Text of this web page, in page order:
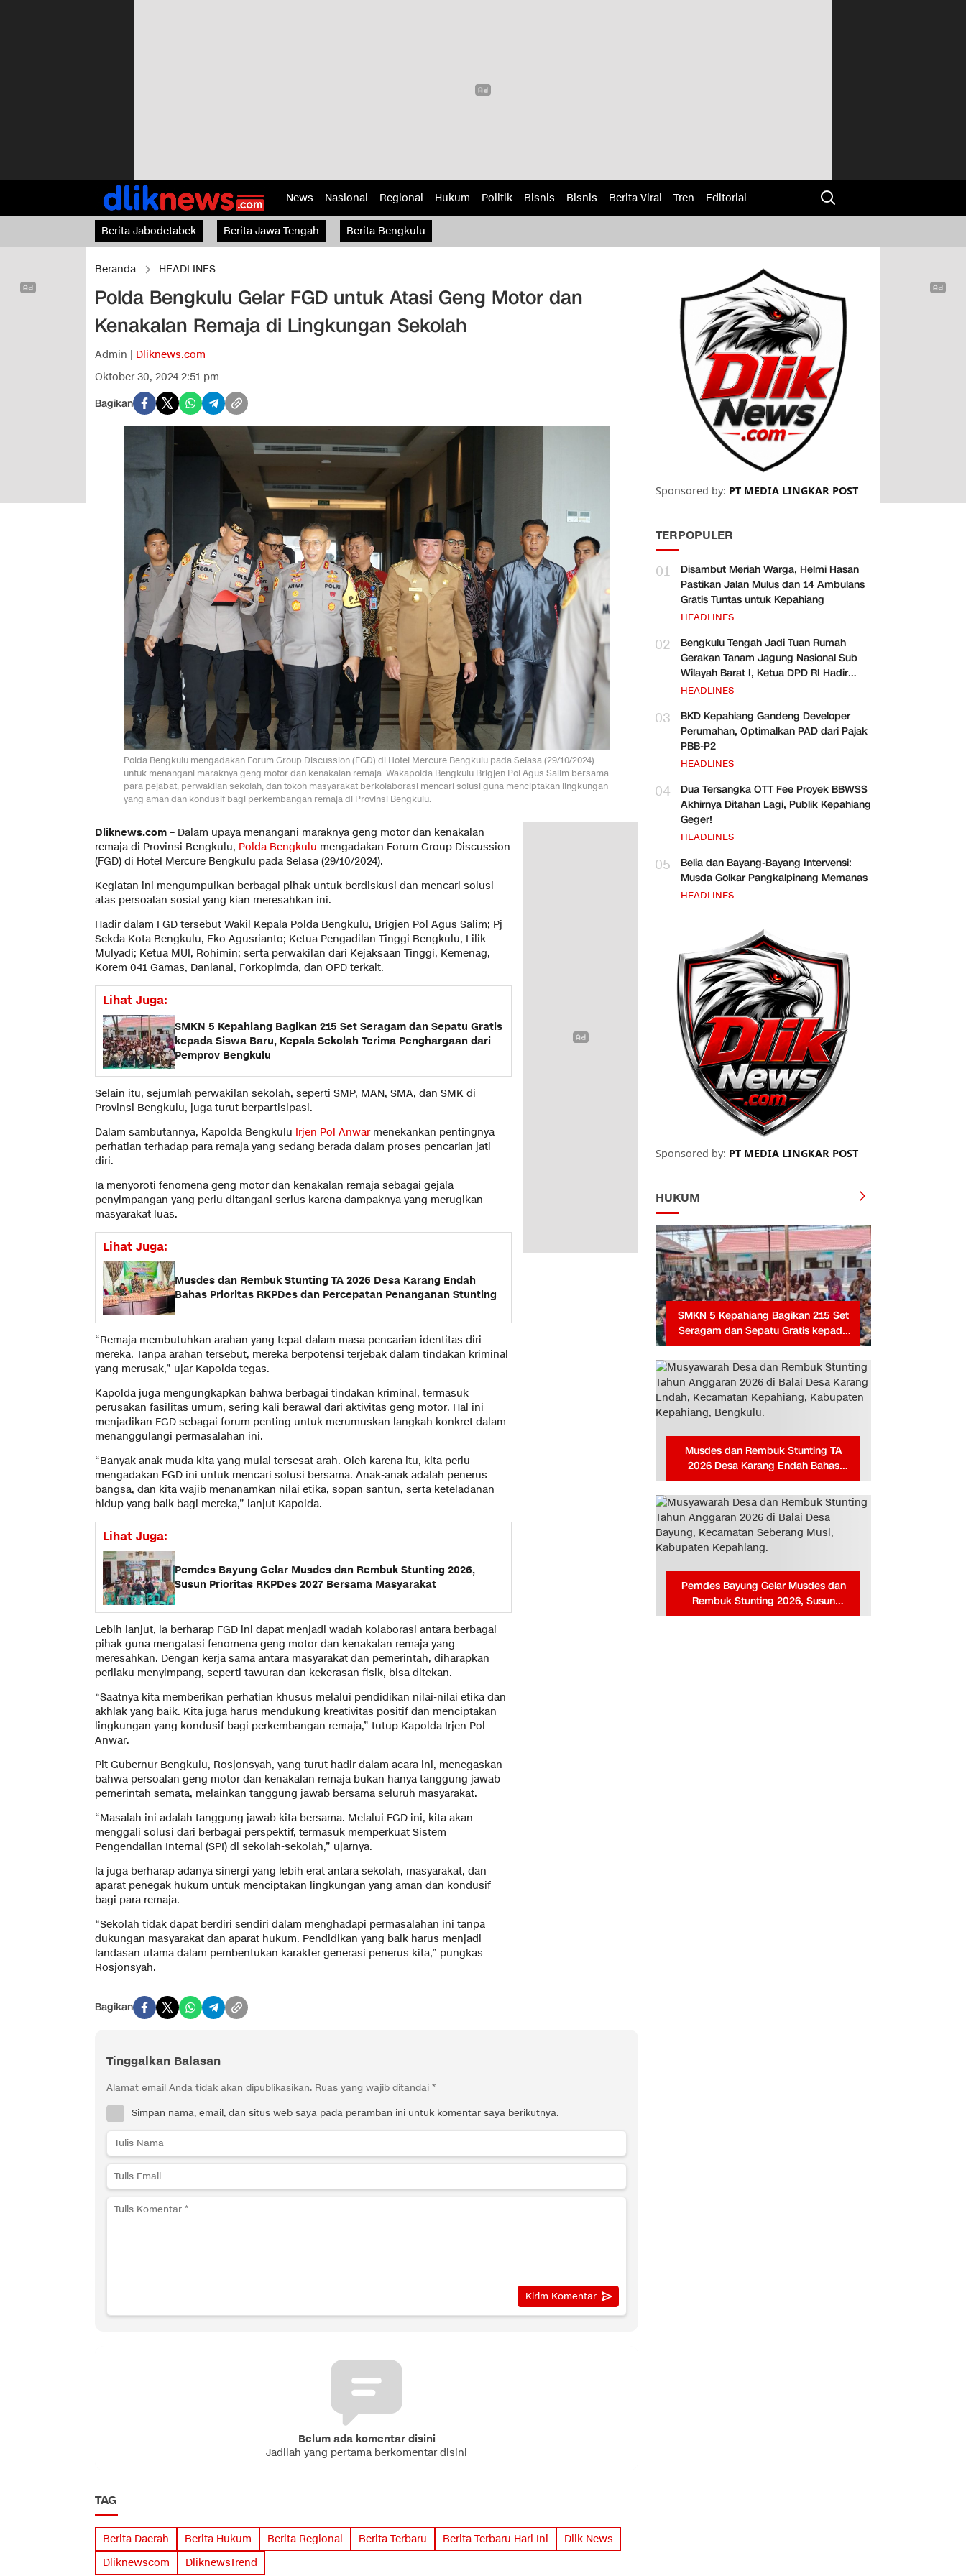
News Nasional Regional Hukum Politik Bisnis Bisnis Berita Viral Tren Editorial
Berita Jabodetabek Berita Jawa Tengah Berita Bengkulu
Beranda HEADLINES
Polda Bengkulu Gelar FGD untuk Atasi Geng Motor dan
Kenakalan Remaja di Lingkungan Sekolah
Admin | Dliknews.com
Oktober 30, 2024 2:51 pm
Bagikan
Polda Bengkulu mengadakan Forum Group Discussion (FGD) di Hotel Mercure Bengkulu pada Selasa (29/10/2024)
untuk menangani maraknya geng motor dan kenakalan remaja. Wakapolda Bengkulu Brigjen Pol Agus Salim bersama
para pejabat, perwakilan sekolah, dan tokoh masyarakat berkolaborasi mencari solusi guna menciptakan lingkungan
yang aman dan kondusif bagi perkembangan remaja di Provinsi Bengkulu.
Dliknews.com – Dalam upaya menangani maraknya geng motor dan kenakalan
remaja di Provinsi Bengkulu, Polda Bengkulu mengadakan Forum Group Discussion
(FGD) di Hotel Mercure Bengkulu pada Selasa (29/10/2024).
Kegiatan ini mengumpulkan berbagai pihak untuk berdiskusi dan mencari solusi
atas persoalan sosial yang kian meresahkan ini.
Hadir dalam FGD tersebut Wakil Kepala Polda Bengkulu, Brigjen Pol Agus Salim; Pj
Sekda Kota Bengkulu, Eko Agusrianto; Ketua Pengadilan Tinggi Bengkulu, Lilik
Mulyadi; Ketua MUI, Rohimin; serta perwakilan dari Kejaksaan Tinggi, Kemenag,
Korem 041 Gamas, Danlanal, Forkopimda, dan OPD terkait.
Lihat Juga:
SMKN 5 Kepahiang Bagikan 215 Set Seragam dan Sepatu Gratis
kepada Siswa Baru, Kepala Sekolah Terima Penghargaan dari
Pemprov Bengkulu
Selain itu, sejumlah perwakilan sekolah, seperti SMP, MAN, SMA, dan SMK di
Provinsi Bengkulu, juga turut berpartisipasi.
Dalam sambutannya, Kapolda Bengkulu Irjen Pol Anwarmenekankan pentingnya
perhatian terhadap para remaja yang sedang berada dalam proses pencarian jati
diri.
Ia menyoroti fenomena geng motor dan kenakalan remaja sebagai gejala
penyimpangan yang perlu ditangani serius karena dampaknya yang merugikan
masyarakat luas.
Lihat Juga:
Musdes dan Rembuk Stunting TA 2026 Desa Karang Endah
Bahas Prioritas RKPDes dan Percepatan Penanganan Stunting
“Remaja membutuhkan arahan yang tepat dalam masa pencarian identitas diri
mereka. Tanpa arahan tersebut, mereka berpotensi terjebak dalam tindakan kriminal
yang merusak,” ujar Kapolda tegas.
Kapolda juga mengungkapkan bahwa berbagai tindakan kriminal, termasuk
perusakan fasilitas umum, sering kali berawal dari aktivitas geng motor. Hal ini
menjadikan FGD sebagai forum penting untuk merumuskan langkah konkret dalam
menanggulangi permasalahan ini.
“Banyak anak muda kita yang mulai tersesat arah. Oleh karena itu, kita perlu
mengadakan FGD ini untuk mencari solusi bersama. Anak-anak adalah penerus
bangsa, dan kita wajib menanamkan nilai etika, sopan santun, serta keteladanan
hidup yang baik bagi mereka,” lanjut Kapolda.
Lihat Juga:
Pemdes Bayung Gelar Musdes dan Rembuk Stunting 2026,
Susun Prioritas RKPDes 2027 Bersama Masyarakat
Lebih lanjut, ia berharap FGD ini dapat menjadi wadah kolaborasi antara berbagai
pihak guna mengatasi fenomena geng motor dan kenakalan remaja yang
meresahkan. Dengan kerja sama antara masyarakat dan pemerintah, diharapkan
perilaku menyimpang, seperti tawuran dan kekerasan fisik, bisa ditekan.
“Saatnya kita memberikan perhatian khusus melalui pendidikan nilai-nilai etika dan
akhlak yang baik. Kita juga harus mendukung kreativitas positif dan menciptakan
lingkungan yang kondusif bagi perkembangan remaja,” tutup Kapolda Irjen Pol
Anwar.
Plt Gubernur Bengkulu, Rosjonsyah, yang turut hadir dalam acara ini, menegaskan
bahwa persoalan geng motor dan kenakalan remaja bukan hanya tanggung jawab
pemerintah semata, melainkan tanggung jawab bersama seluruh masyarakat.
“Masalah ini adalah tanggung jawab kita bersama. Melalui FGD ini, kita akan
menggali solusi dari berbagai perspektif, termasuk memperkuat Sistem
Pengendalian Internal (SPI) di sekolah-sekolah,” ujarnya.
Ia juga berharap adanya sinergi yang lebih erat antara sekolah, masyarakat, dan
aparat penegak hukum untuk menciptakan lingkungan yang aman dan kondusif
bagi para remaja.
“Sekolah tidak dapat berdiri sendiri dalam menghadapi permasalahan ini tanpa
dukungan masyarakat dan aparat hukum. Pendidikan yang baik harus menjadi
landasan utama dalam pembentukan karakter generasi penerus kita,” pungkas
Rosjonsyah.
Bagikan
Tinggalkan Balasan
Alamat email Anda tidak akan dipublikasikan. Ruas yang wajib ditandai *
Simpan nama, email, dan situs web saya pada peramban ini untuk komentar saya berikutnya.
Belum ada komentar disini
Jadilah yang pertama berkomentar disini
TAG
Berita Daerah Berita Hukum Berita Regional Berita Terbaru Berita Terbaru Hari Ini
Dlik News
Dliknewscom
DliknewsTrend
Sponsored by: PT MEDIA LINGKAR POST
TERPOPULER
01
Disambut Meriah Warga, Helmi Hasan
Pastikan Jalan Mulus dan 14 Ambulans
Gratis Tuntas untuk Kepahiang
HEADLINES
02
Bengkulu Tengah Jadi Tuan Rumah
Gerakan Tanam Jagung Nasional Sub
Wilayah Barat I, Ketua DPD RI Hadir
Bersama Para Pejabat Pusat
HEADLINES
03
BKD Kepahiang Gandeng Developer
Perumahan, Optimalkan PAD dari Pajak
PBB-P2
HEADLINES
04
Dua Tersangka OTT Fee Proyek BBWSS
Akhirnya Ditahan Lagi, Publik Kepahiang
Geger!
HEADLINES
05
Belia dan Bayang-Bayang Intervensi:
Musda Golkar Pangkalpinang Memanas
HEADLINES
Sponsored by: PT MEDIA LINGKAR POST
HUKUM
SMKN 5 Kepahiang Bagikan 215 Set
Seragam dan Sepatu Gratis kepada
Siswa Baru, Kepala Sekolah Terima
Penghargaan dari Pemprov Bengkulu
Musdes dan Rembuk Stunting TA
2026 Desa Karang Endah Bahas
Prioritas RKPDes dan Percepatan
Penanganan Stunting
Pemdes Bayung Gelar Musdes dan
Rembuk Stunting 2026, Susun
Prioritas RKPDes 2027 Bersama